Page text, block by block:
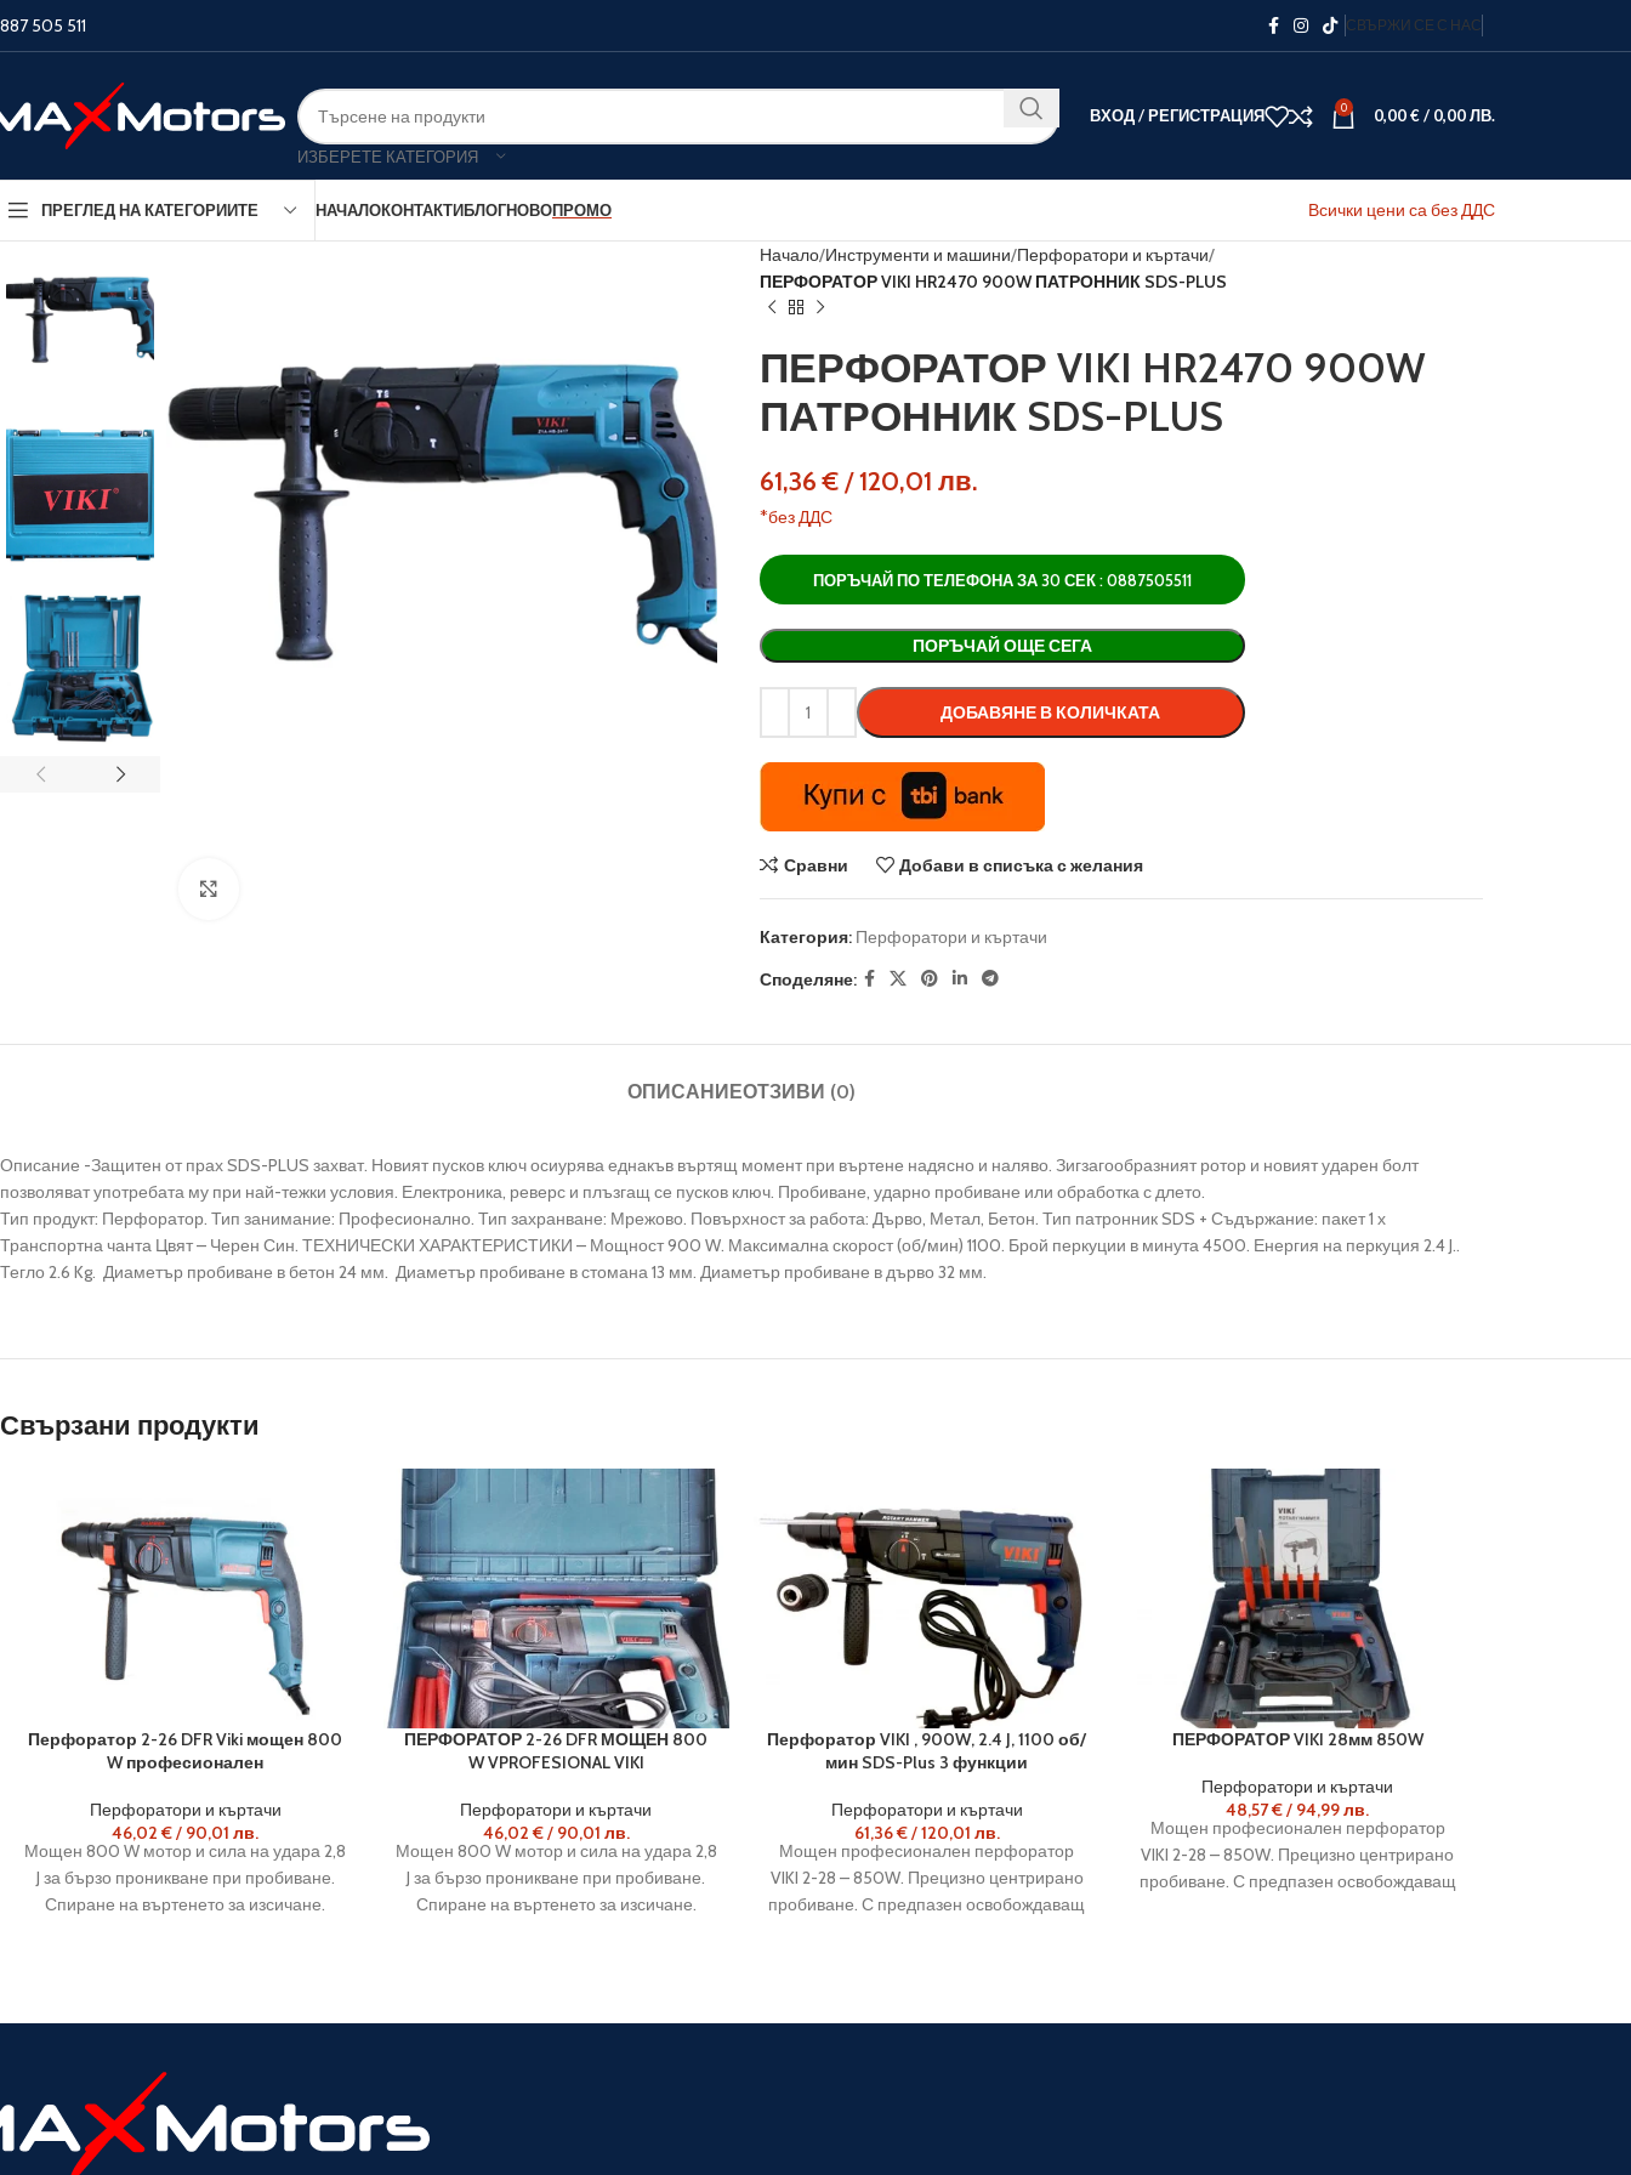
505 511 СВЪРЖИ СЕ С НАС
ИЗБЕРЕТЕ КАТЕГОРИЯ
ВХОД / РЕГИСТРАЦИЯ 0 0,00€/ 0,00ЛВ.
ПРЕГЛЕД НА КАТЕГОРИИТЕ НАЧАЛОКОНТАКТИБЛОГНОВОПРОМО Всички цени са без ДДС
Начало Инструменти и машини Перфоратори и къртачи
ПЕРФОРАТОР VIKI HR2470 900W ПАТРОННИК SDS-PLUS
ПЕРФОРАТОР VIKI HR2470 900W
ПАТРОННИК SDS-PLUS
61,36€/120,01 лв.
*без ДДС
ПОРЪЧАЙ ПО ТЕЛЕФОНА ЗА 30 СЕК : 0887505511
ПОРЪЧАЙ ОЩЕ СЕГА
ДОБАВЯНЕ В КОЛИЧКАТА
Alternative:
Сравни Добави в списъка с желания
Категория: Перфоратори и къртачи
Споделяне:
ОПИСАНИЕОТЗИВИ (0)
Описание -Защитен от прах SDS-PLUS захват. Новият пусков ключ осиурява еднакъв въртящ момент при въртене надясно и наляво. Зигзагообразният ротор и новият ударен болт
позволяват употребата му при най-тежки условия. Електроника, реверс и плъзгащ се пусков ключ. Пробиване, ударно пробиване или обработка с длето.
Тип продукт: Перфоратор. Тип занимание: Професионално. Тип захранване: Мрежово. Повърхност за работа: Дърво, Метал, Бетон. Тип патронник SDS + Съдържание: пакет 1 х
Транспортна чанта Цвят – Черен Син. ТЕХНИЧЕСКИ ХАРАКТЕРИСТИКИ – Мощност 900 W. Максимална скорост (об/мин) 1100. Брой перкуции в минута 4500. Енергия на перкуция 2.4 J..
Тегло 2.6 Kg. Диаметър пробиване в бетон 24 мм. Диаметър пробиване в стомана 13 мм. Диаметър пробиване в дърво 32 мм.
Свързани продукти
Перфоратор 2-26 DFR Viki мощен 800
W професионален
Перфоратори и къртачи
46,02€/ 90,01лв.
Мощен 800 W мотор и сила на удара 2,8
J за бързо проникване при пробиване.
Спиране на въртенето за изсичане.
ПЕРФОРАТОР 2-26 DFR МОЩЕН 800
W VPROFESIONAL VIKI
Перфоратори и къртачи
46,02 €/ 90,01 лв.
Мощен 800 W мотор и сила на удара 2,8
J за бързо проникване при пробиване.
Спиране на въртенето за изсичане.
Перфоратор VIKI , 900W, 2.4 J, 1100 об/
мин SDS-Plus 3 функции
Перфоратори и къртачи
61,36€/120,01 лв.
Мощен професионален перфоратор
VIKI 2-28 – 850W. Прецизно центрирано
пробиване. С предпазен освобождаващ
ПЕРФОРАТОР VIKI 28мм 850W
Перфоратори и къртачи
48,57€/ 94,99лв.
Мощен професионален перфоратор
VIKI 2-28 – 850W. Прецизно центрирано
пробиване. С предпазен освобождаващ